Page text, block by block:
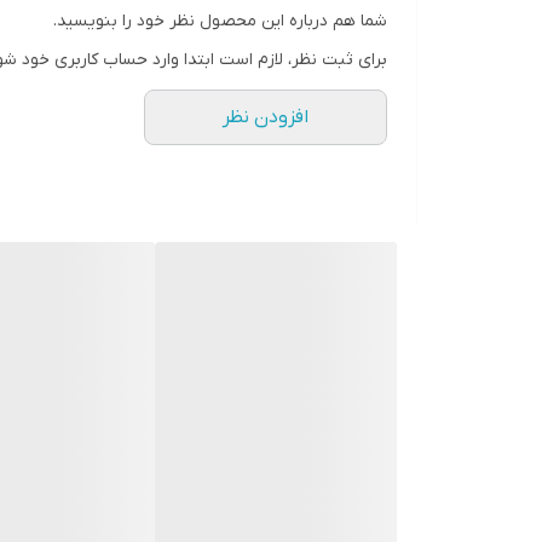
شما هم درباره این محصول نظر خود را بنویسید.
برای ثبت نظر، لازم است ابتدا وارد حساب کاربری خود
افزودن نظر